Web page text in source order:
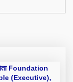
(Executive),